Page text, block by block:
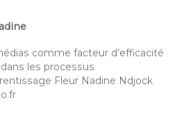
comme facteur d’efficacité
les processus
Fleur Nadine Ndjock